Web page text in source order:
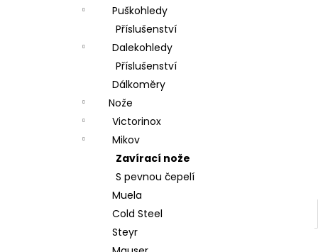
Puškohledy
Příslušenství
Dalekohledy
Příslušenství
Dálkoměry
Nože
Victorinox
Mikov
Zavírací nože
S pevnou čepelí
Muela
Cold Steel
Steyr